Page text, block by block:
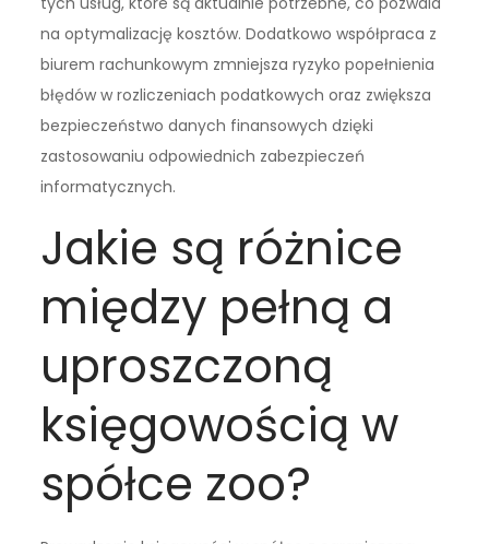
na optymalizację kosztów. Dodatkowo współpraca z
biurem rachunkowym zmniejsza ryzyko popełnienia
błędów w rozliczeniach podatkowych oraz zwiększa
bezpieczeństwo danych finansowych dzięki
zastosowaniu odpowiednich zabezpieczeń
informatycznych.
Jakie są różnice
między pełną a
uproszczoną
księgowością w
spółce zoo?